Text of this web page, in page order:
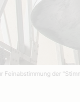
Feinabstimmung der